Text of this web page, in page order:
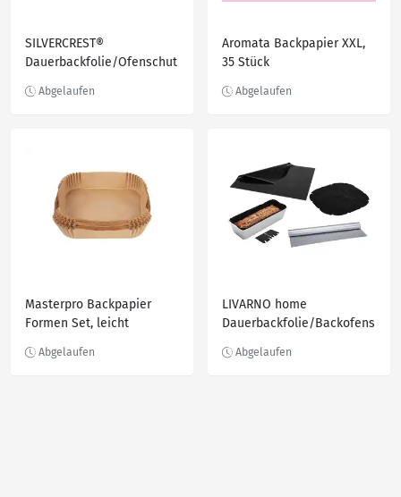
SILVERCREST®
Dauerbackfolie/Ofenschut
Aromata Backpapier XXL,
35 Stück
Masterpro Backpapier
Formen Set, leicht
LIVARNO home
Dauerbackfolie/Backofens